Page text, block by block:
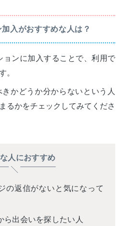
入がおすすめな人は？
ョンに加入することで、利用で
。
かどうか分からないという人
るかをチェックしてみてくださ
人におすすめ
の返信がないと気になって
ら出会いを探したい人